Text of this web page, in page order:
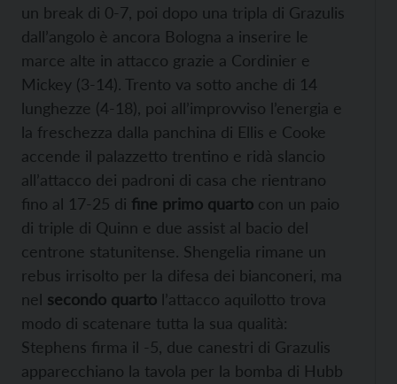
un break di 0-7, poi dopo una tripla di Grazulis
dall’angolo è ancora Bologna a inserire le
marce alte in attacco grazie a Cordinier e
Mickey (3-14). Trento va sotto anche di 14
lunghezze (4-18), poi all’improvviso l’energia e
la freschezza dalla panchina di Ellis e Cooke
accende il palazzetto trentino e ridà slancio
all’attacco dei padroni di casa che rientrano
fino al 17-25 di fine primo quarto con un paio
di triple di Quinn e due assist al bacio del
centrone statunitense. Shengelia rimane un
rebus irrisolto per la difesa dei bianconeri, ma
nel secondo quarto l’attacco aquilotto trova
modo di scatenare tutta la sua qualità:
Stephens firma il -5, due canestri di Grazulis
apparecchiano la tavola per la bomba di Hubb